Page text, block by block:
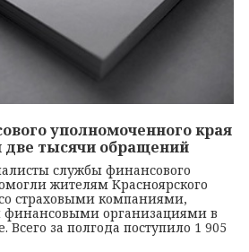
уполномоченного края
две тысячи обращений
службы финансового
жителям Красноярского
страховыми компаниями,
организациями в
Всего за полгода поступило 1 905